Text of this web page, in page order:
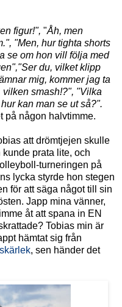
figur!", "Åh, men
"Men, hur tighta shorts
se om hon vill följa med
du, vilket klipp
mig, kommer jag ta
smash!?", "Vilka
kan man se ut så?".
på någon halvtimme.
att drömtjejen skulle
prata lite, och
turneringen på
lycka styrde hon stegen
för att säga något till sin
Japp mina vänner,
åt att spana in EN
Tobias min är
hämtat sig från
, sen händer det